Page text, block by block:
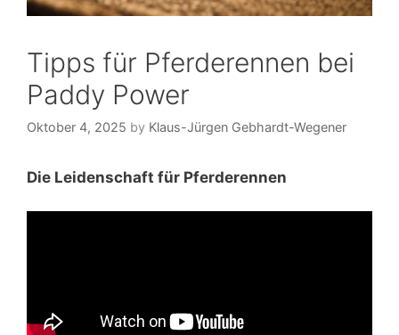
Tipps für Pferderennen bei
Paddy Power
Oktober 4, 2025 by Klaus-Jürgen Gebhardt-Wegener
Die Leidenschaft für Pferderennen